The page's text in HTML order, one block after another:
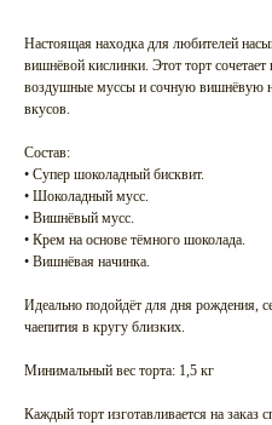
Настоящая находка для любителей
вишнёвой кислинки. Этот торт
воздушные муссы и сочную вишнёвую
вкусов.
Состав:
• Супер шоколадный бисквит.
• Шоколадный мусс.
• Вишнёвый мусс.
• Крем на основе тёмного шоколада.
• Вишнёвая начинка.
Идеально подойдёт для дня рождения,
чаепития в кругу близких.
Минимальный вес торта: 1,5 кг
Каждый торт изготавливается на заказ